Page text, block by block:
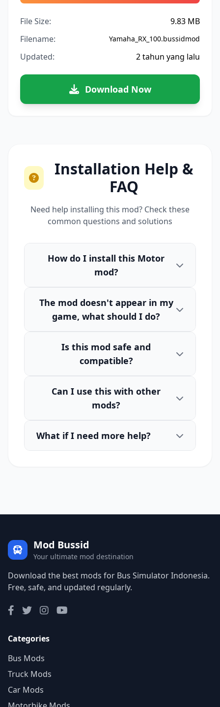
File Size:
9.83 MB
Filename:
Yamaha_RX_100.bussidmod
Updated: 2 tahun yang lalu
Download Now
Installation Help &
FAQ
Need help installing this mod? Check these
common questions and solutions
How do I install this Motor
mod?
The mod doesn't appear in my
game, what should I do?
Is this mod safe and
compatible?
Can I use this with other
mods?
What if I need more help?
Mod Bussid
Your ultimate mod destination
Download the best mods for Bus Simulator Indonesia.
Free, safe, and updated regularly.
Categories
Bus Mods
Truck Mods
Car Mods